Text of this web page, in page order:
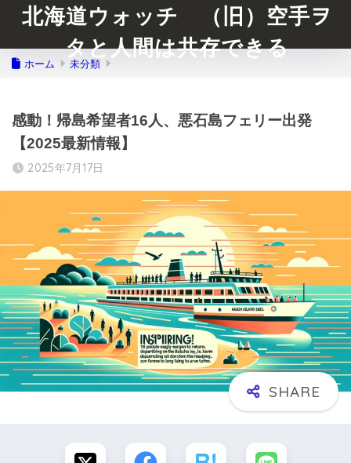
北海道ウォッチ （旧）空手ヲ
タと人間は共存できる
ホーム 未分類
感動！帰島希望者16人、悪石島フェリー出発
【2025最新情報】
2025年7月17日